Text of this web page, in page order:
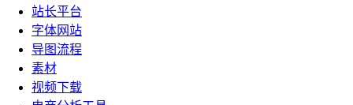
站长平台
字体网站
导图流程
素材
视频下载